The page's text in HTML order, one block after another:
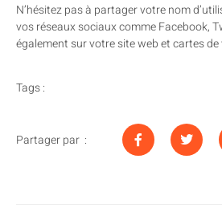
N’hésitez pas à partager votre nom
vos réseaux sociaux comme Facebook,
également sur votre site web et cartes de
Tags :
Partager par :